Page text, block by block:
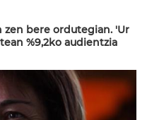
zen bere ordutegian. 'Ur
%9,2ko audientzia